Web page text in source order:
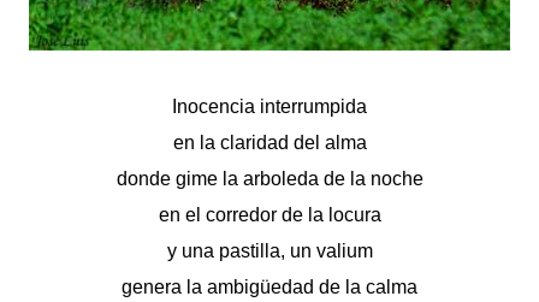
Inocencia interrumpida
en la claridad del alma
donde gime la arboleda de la noche
en el corredor de la locura
y una pastilla, un valium
genera la ambigüedad de la calma